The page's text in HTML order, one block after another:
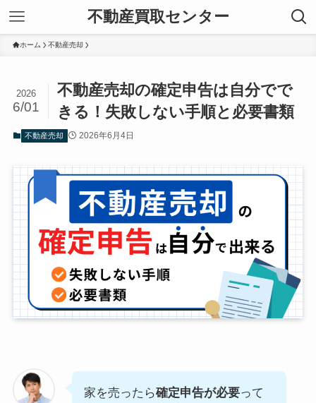
不動産買取センター
ホーム 不動産売却
不動産売却の確定申告は自分でで
きる！失敗しない手順と必要書類
2026
6/01
不動産売却 2026年6月4日
家を売ったら確定申告が必要って